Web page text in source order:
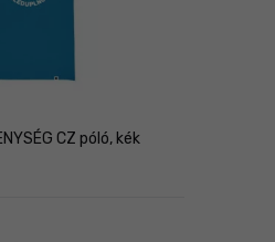
CZ póló, kék